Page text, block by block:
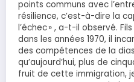
points communs avec
résilience, c’est-à-dire la
l’échec » , a-t-il observé.
dans les années 1970, il
des compétences de la
qu’aujourd’hui, plus de
fruit de cette immigration,